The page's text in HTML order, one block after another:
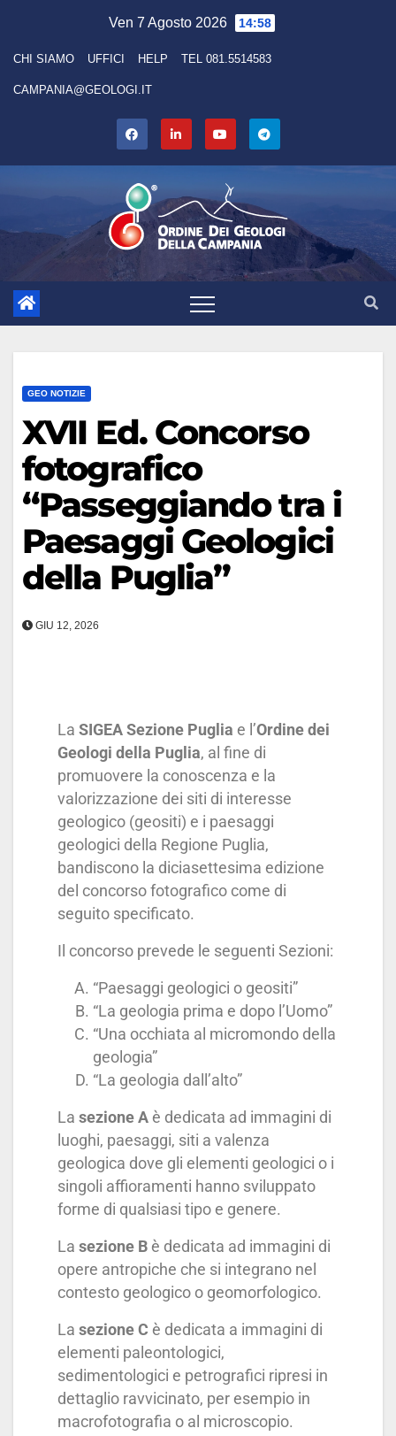
Ven 7 Agosto 2026 14:58
CHI SIAMO UFFICI HELP TEL 081.5514583
CAMPANIA@GEOLOGI.IT
GEO NOTIZIE
XVII Ed. Concorso
fotografico
“Passeggiando tra i
Paesaggi Geologici
della Puglia”
GIU 12, 2026
La SIGEA Sezione Puglia e l’Ordine dei
Geologi della Puglia, al fine di
promuovere la conoscenza e la
valorizzazione dei siti di interesse
geologico (geositi) e i paesaggi
geologici della Regione Puglia,
bandiscono la diciasettesima edizione
del concorso fotografico come di
seguito specificato.
Il concorso prevede le seguenti Sezioni:
“Paesaggi geologici o geositi”
“La geologia prima e dopo l’Uomo”
“Una occhiata al micromondo della
geologia”
“La geologia dall’alto”
La sezione A è dedicata ad immagini di
luoghi, paesaggi, siti a valenza
geologica dove gli elementi geologici o i
singoli affioramenti hanno sviluppato
forme di qualsiasi tipo e genere.
La sezione B è dedicata ad immagini di
opere antropiche che si integrano nel
contesto geologico o geomorfologico.
La sezione C è dedicata a immagini di
elementi paleontologici,
sedimentologici e petrografici ripresi in
dettaglio ravvicinato, per esempio in
macrofotografia o al microscopio.